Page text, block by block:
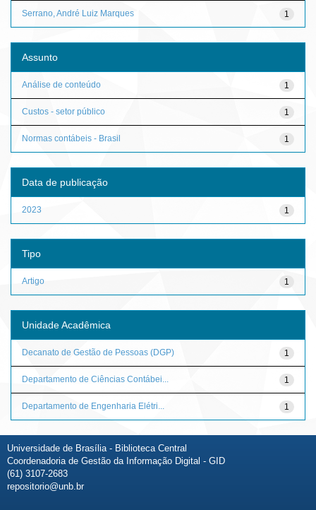
1
Serrano, André Luiz Marques
Assunto
1
Análise de conteúdo
1
Custos - setor público
1
Normas contábeis - Brasil
Data de publicação
1
2023
Tipo
1
Artigo
Unidade Acadêmica
1
Decanato de Gestão de Pessoas (DGP)
1
Departamento de Ciências Contábei...
1
Departamento de Engenharia Elétri...
Universidade de Brasília - Biblioteca Central
Coordenadoria de Gestão da Informação Digital - GID
(61) 3107-2683
repositorio@unb.br